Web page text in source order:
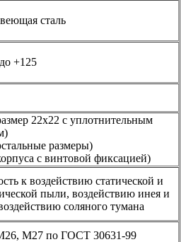
сталь
+125
22х22 с уплотнительным
размеры)
с винтовой фиксацией)
к воздействию статической и
пыли, воздействию инея и
соляного тумана
М27 по ГОСТ 30631-99